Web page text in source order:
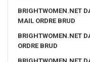
BRIGHTWOMEN.NET
MAIL ORDRE BRUD
BRIGHTWOMEN.NET
ORDRE BRUD
BRIGHTWOMEN.NET